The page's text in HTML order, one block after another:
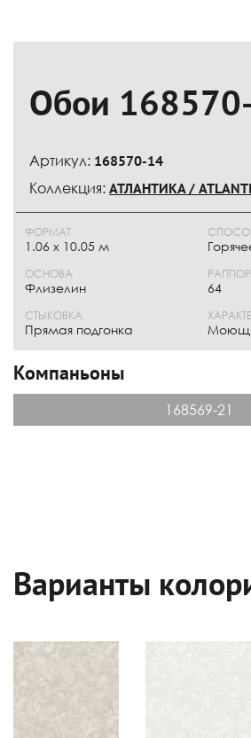
Обои
Артикул: 168570-14
Коллекция: АТЛАНТИКА /
ФОРМАТ
1.06 x 10.05 м
ОСНОВА
Флизелин 64
СТЫКОВКА
Прямая подгонка
Компаньоны
168569-21
Варианты